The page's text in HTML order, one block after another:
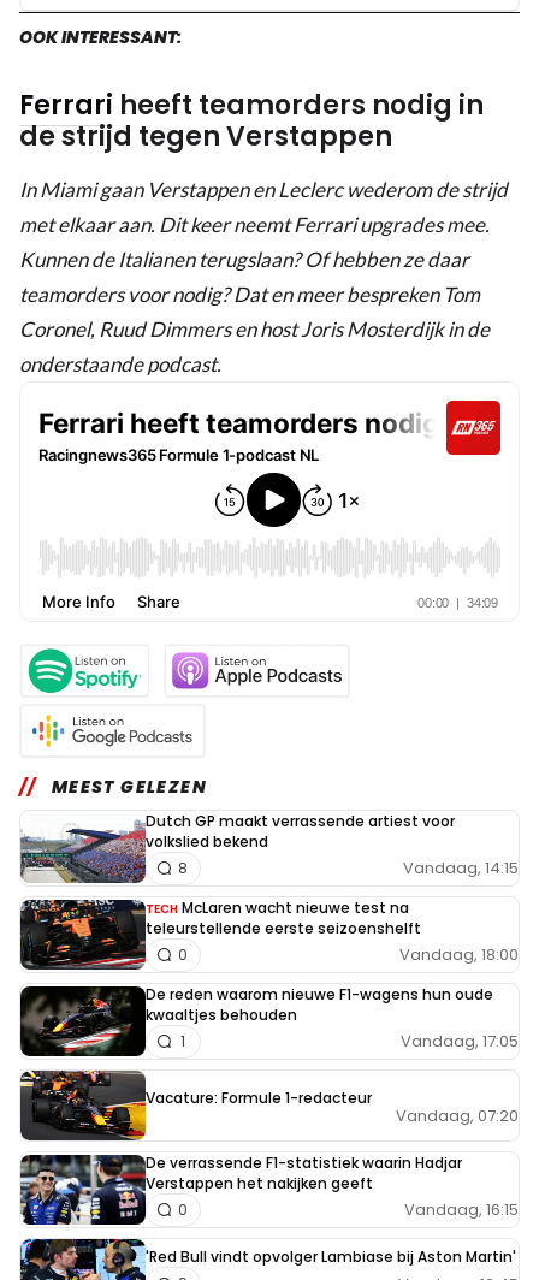
OOK INTERESSANT:
Ferrari heeft teamorders nodig in
de strijd tegen Verstappen
In Miami gaan Verstappen en Leclerc wederom de strijd
met elkaar aan. Dit keer neemt Ferrari upgrades mee.
Kunnen de Italianen terugslaan? Of hebben ze daar
teamorders voor nodig? Dat en meer bespreken Tom
Coronel, Ruud Dimmers en host Joris Mosterdijk in de
onderstaande podcast.
MEEST GELEZEN
Dutch GP maakt verrassende artiest voor
volkslied bekend
Vandaag, 14:15
8
TECH McLaren wacht nieuwe test na
teleurstellende eerste seizoenshelft
Vandaag, 18:00
0
De reden waarom nieuwe F1-wagens hun oude
kwaaltjes behouden
Vandaag, 17:05
1
Vacature: Formule 1-redacteur
Vandaag, 07:20
De verrassende F1-statistiek waarin Hadjar
Verstappen het nakijken geeft
Vandaag, 16:15
0
'Red Bull vindt opvolger Lambiase bij Aston Martin'